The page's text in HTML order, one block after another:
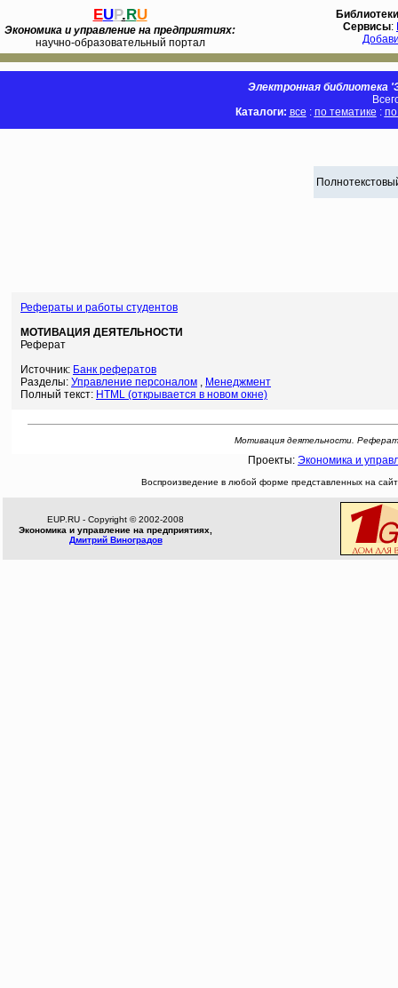
EUP.RU
Экономика и управление на предприятиях:
научно-образовательный портал
Библиотеки
Сервисы:
Электронная библиотека
Каталоги: все : по тематике :
Рефераты и работы студентов
МОТИВАЦИЯ ДЕЯТЕЛЬНОСТИ
Реферат
Источник: Банк рефератов
Разделы: Управление персоналом , Менеджмент
Полный текст: HTML (открывается в новом окне)
Мотивация деятельности.
Проекты: Экономика и
Воспроизведение в любой форме представленных на
EUP.RU - Copyright © 2002-2008
Экономика и управление на предприятиях,
Дмитрий Виноградов